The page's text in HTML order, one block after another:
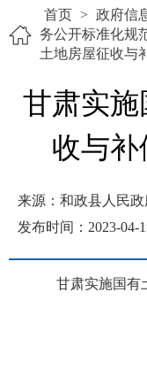
首页 > 政府信
务公开标准化规
土地房屋征收与
甘肃实施
收与补
来源：和政县人民
发布时间：2023-04-
甘肃实施国有